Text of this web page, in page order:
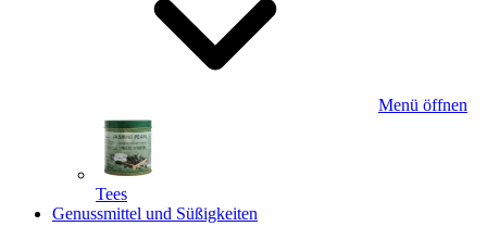
Menü öffnen
Tees
Genussmittel und Süßigkeiten